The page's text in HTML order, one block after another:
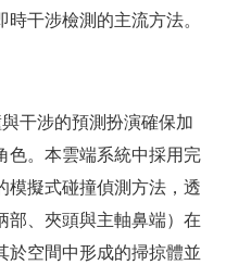
干涉檢測的主流方法。
干涉的預測扮演確保加
色。本雲端系統中採用完
模擬式碰撞偵測方法，透
部、夾頭與主軸鼻端）在
於空間中形成的掃掠體並